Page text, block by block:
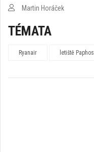
Martin Horáček
TÉMATA
Ryanair letiště Paphos